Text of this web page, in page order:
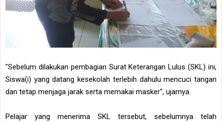
"Sebelum dilakukan pembagian Surat Keterangan Lulus (SKL) ini,
Siswa(i) yang datang kesekolah terlebih dahulu mencuci tangan
dan tetap menjaga jarak serta memakai masker", ujarnya.
Pelajar yang menerima SKL tersebut, sebelumnya telah